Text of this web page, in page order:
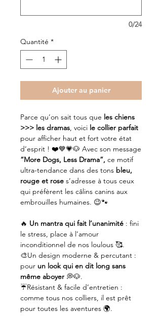
0/24
Quantité *
Ajouter au panier
Parce qu’on sait tous que les chiens
>>> les dramas, voici le collier parfait
pour afficher haut et fort votre état
d’esprit ! ❤️💙💗🐶 Avec son message
“More Dogs, Less Drama”, ce motif
ultra-tendance dans des tons bleu,
rouge et rose s’adresse à tous ceux
qui préfèrent les câlins canins aux
embrouilles humaines. 😉🐾
🔥 Un mantra qui fait l’unanimité : fini
le stress, place à l’amour
inconditionnel de nos loulous 🥰.
🎨Un design moderne & percutant :
pour un look qui en dit long sans
même aboyer 💭🐶.
☔️Résistant & facile d’entretien :
comme tous nos colliers, il est prêt
pour toutes les aventures 🌍.